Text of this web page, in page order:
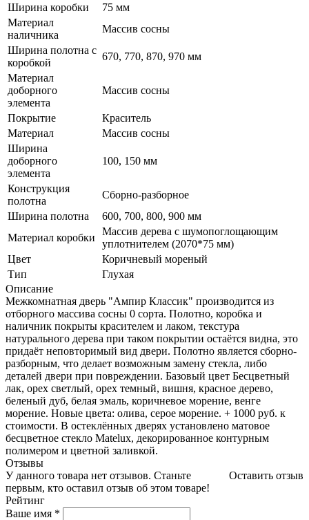
Ширина коробки
75 мм
Материал
наличника
Массив сосны
Ширина полотна с
коробкой
670, 770, 870, 970 мм
Материал
доборного
элемента
Массив сосны
Покрытие
Краситель
Материал
Массив сосны
Ширина
доборного
элемента
100, 150 мм
Конструкция
полотна
Сборно-разборное
Ширина полотна
600, 700, 800, 900 мм
Материал коробки
Массив дерева с шумопоглощающим
уплотнителем (2070*75 мм)
Цвет
Коричневый мореный
Тип
Глухая
Описание
Межкомнатная дверь "Ампир Классик" производится из
отборного массива сосны 0 сорта. Полотно, коробка и
наличник покрыты красителем и лаком, текстура
натурального дерева при таком покрытии остаётся видна, это
придаёт неповторимый вид двери. Полотно является сборно-
разборным, что делает возможным замену стекла, либо
деталей двери при повреждении. Базовый цвет Бесцветный
лак, орех светлый, орех темный, вишня, красное дерево,
беленый дуб, белая эмаль, коричневое морение, венге
морение. Новые цвета: олива, серое морение. + 1000 руб. к
стоимости. В остеклённых дверях установлено матовое
бесцветное стекло Matelux, декорированное контурным
полимером и цветной заливкой.
Отзывы
Оставить отзыв
У данного товара нет отзывов. Станьте
первым, кто оставил отзыв об этом товаре!
Рейтинг
Ваше имя *